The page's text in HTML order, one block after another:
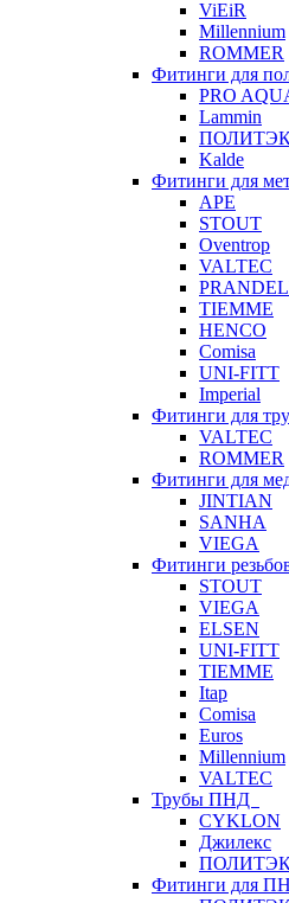
ViEiR
Millennium
ROMMER
Фитинги для
PRO
Lammin
Kalde
Фитинги для
APE
STOUT
Oventrop
VALTEC
TIEMME
HENCO
Comisa
UNI-FITT
Imperial
Фитинги для
VALTEC
ROMMER
Фитинги для
JINTIAN
SANHA
VIEGA
Фитинги
STOUT
VIEGA
ELSEN
UNI-FITT
TIEMME
Itap
Comisa
Euros
Millennium
VALTEC
Трубы ПНД
CYKLON
Джилекс
Фитинги для